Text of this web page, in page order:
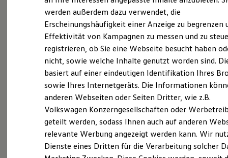
Laden Zuhause
Ladezeitensimulator
Batterie
Sicherheit
Garantie und Lebensdauer
Nachhaltigkeit
Technologie
Kosten und Kauf
Verbrauchskosten
Kaufoptionen
E-Auto-Förderung
Software und Konnektivität
Die ID. Software 6
ID. Software Versionen und Updates
Digitale Extras
Schnittstellen zu Ihrem ID.
und wer kann ihn nutzen?
Ältere Volkswagen haben einen anderen
Servicebedarf als neue Fahrzeuge. Der Economy
Service ist speziell für Volkswagen Modelle
entwickelt worden, die älter als vier Jahre sind. Er
bietet Ihnen ein vielfältiges Leistungsspektrum mit
zeitwertgerechtem Service und hoher
Ersatzteilqualität. Die Leistungen sind durch
Fachwissen, Volkswagen Teile und langjährige
Erfahrung genau auf Ihr Fahrzeug abgestimmt und
decken nahezu alle Services ab. Die Preise sind
werden außerdem dazu verwendet, die
Erscheinungshäufigkeit einer Anzeige zu begrenzen
Effektivität von Kampagnen zu messen und zu
registrieren, ob Sie eine Webseite besucht haben
nicht, sowie welche Inhalte genutzt worden sind.
basiert auf einer eindeutigen Identifikation Ihres
sowie Ihres Internetgeräts. Die Informationen
anderen Webseiten oder Seiten Dritter, wie z.B.
Volkswagen Konzerngesellschaften oder
geteilt werden, sodass Ihnen auch auf anderen
relevante Werbung angezeigt werden kann. Wir
Dienste eines Dritten für die Verarbeitung solcher